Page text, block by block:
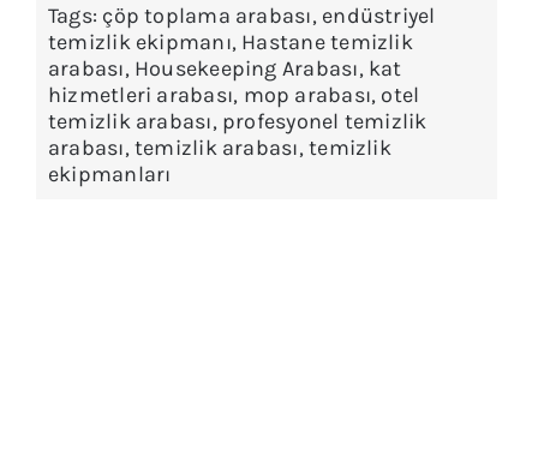
Tags: çöp toplama arabası, endüstriyel
temizlik ekipmanı, Hastane temizlik
arabası, Housekeeping Arabası, kat
hizmetleri arabası, mop arabası, otel
temizlik arabası, profesyonel temizlik
arabası,temizlik arabası,temizlik
ekipmanları